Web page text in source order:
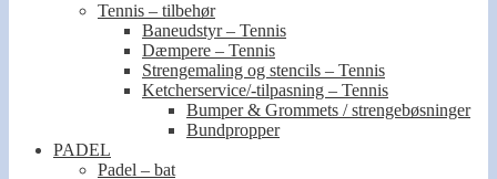
Tennis – tilbehør
Baneudstyr – Tennis
Dæmpere – Tennis
Strengemaling og stencils – Tennis
Ketcherservice/-tilpasning – Tennis
Bumper & Grommets / strengebøsninger
Bundpropper
PADEL
Padel – bat